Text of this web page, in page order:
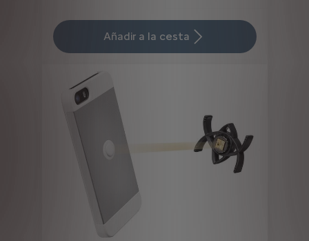
Price
28,24
Quantity
updated
Añadir a la cesta